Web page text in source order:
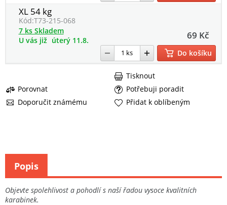
XL 54 kg
Kód:T73-215-068
69 Kč
7 ks Skladem
U vás již úterý 11.8.
Do košíku
Porovnat
Potřebuji poradit
Doporučit známému
Tisknout
Přidat k oblíbeným
Objevte spolehlivost a pohodlí s naší řadou vysoce kvalitních
karabinek.
Popis